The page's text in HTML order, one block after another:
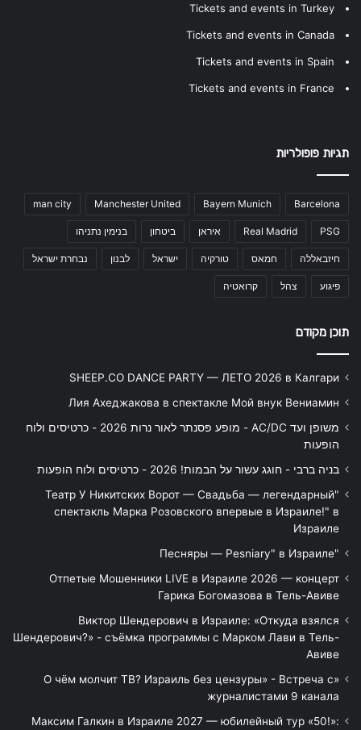
Tickets and events in Turkey
Tickets and events in Canada
Tickets and events in Spain
Tickets and events in France
תגיות פופולריות
Barcelona
Bayern Munich
Manchester United
man city
PSG
Real Madrid איראן ביטחון בנימין נתניהו
חיזבאללה חמאס טורקיה ישראל לבנון נבחרת ישראל
פיגוע צהל קרואטיה
תוכן מקודם
SHEEP.CO DANCE PARTY — ЛЕТО 2026 в Калгари
Лия Ахеджакова в спектакле Мой внук Вениамин
משופן ועד AC/DC - מופע פסנתר לאור נרות 2026 - כרטיסים ולוח
הופעות
בניה ברבי - חוגג עשור על הבמות! 2026 - כרטיסים ולוח הופעות
"Театр У Никитских Ворот — Свадьба — легендарный
спектакль Марка Розовского впервые в Израиле!" в
Израиле
"Песняры — Pesniary" в Израиле
Отпетые Мошенники LIVE в Израиле 2026 — концерт
Гарика Богомазова в Тель-Авиве
Виктор Шендерович в Израиле: «Откуда взялся
Шендерович?» - съёмка программы с Марком Лави в Тель-
Авиве
«О чём молчит ТВ? Израиль без цензуры» - Встреча с
журналистами 9 канала
Максим Галкин в Израиле 2027 — юбилейный тур «50!»: